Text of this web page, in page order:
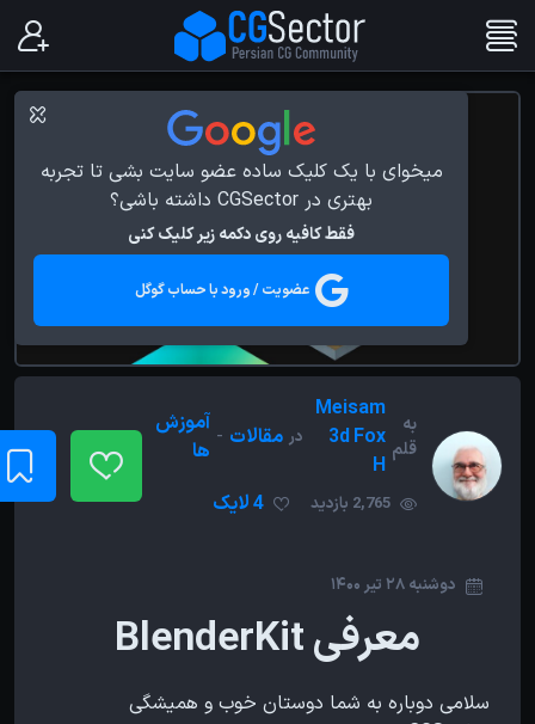
میخوای با یک کلیک ساده عضو سایت بشی تا تجربه
بهتری در CGSector داشته باشی؟
فقط کافیه روی دکمه زیر کلیک کنی
عضویت / ورود با حساب گوگل
به
قلم
Meisam
3d Fox
H
در مقالات - آموزش
ها
2,765 بازدید 4 لایک
دوشنبه 28 تیر 1400
معرفی BlenderKit
سلامی دوباره به شما دوستان خوب و همیشگی